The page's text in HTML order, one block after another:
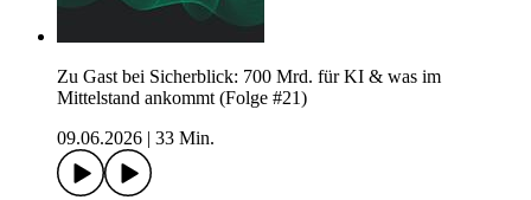
Zu Gast bei Sicherblick: 700 Mrd. für KI & was im
Mittelstand ankommt (Folge #21)
09.06.2026
33 Min.